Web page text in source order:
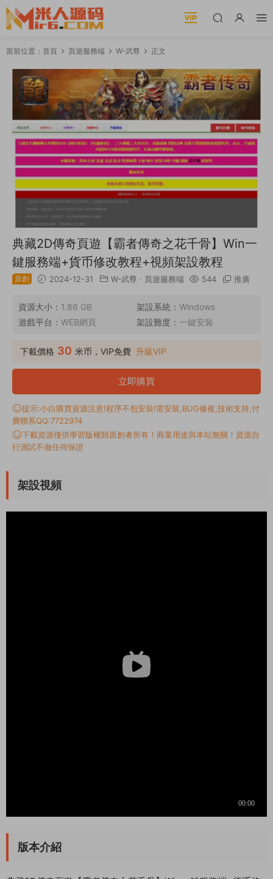
當前位置： 首頁 頁遊服務端 W-武尊 正文
典藏2D傳奇頁遊【霸者傳奇之花千骨】Win一
鍵服務端+貨币修改教程+視頻架設教程
原創 2024-12-31 W-武尊 · 頁遊服務端 544 推廣
資源大小： 1.86 GB 架設系統： Windows
遊戲平台： WEB網頁 架設難度： 一鍵安裝
下載價格 30 米币，VIP免費 升級VIP
立即購買
提示:小白購買資源注意!程序不包安裝!需安裝,BUG修複,技術支持,付
費聯系QQ:7722974
下載資源僅供學習版權歸原創者所有！商業用途與本站無關！資源自
行測試不做任何保證
架設視頻
版本介紹